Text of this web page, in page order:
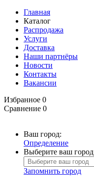
Главная
Каталог
Распродажа
Услуги
Доставка
Наши партнёры
Новости
Контакты
Вакансии
Избранное 0
Сравнение 0
Ваш город:
Определение
Выберите ваш город
Запомнить город